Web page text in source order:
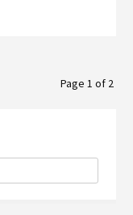
Page 1 of 2